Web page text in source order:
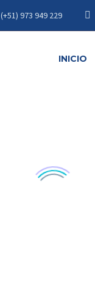
(+51) 973 949 229
INICIO